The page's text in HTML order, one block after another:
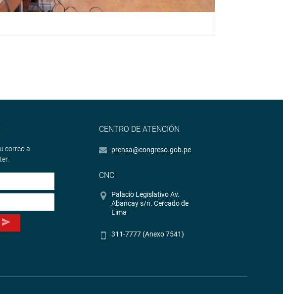
correo a
CENTRO DE ATENCIÓN
prensa@congreso.gob.pe
CNC
Palacio Legislativo Av.
Abancay s/n. Cercado de
Lima
311-7777 (Anexo 7541)